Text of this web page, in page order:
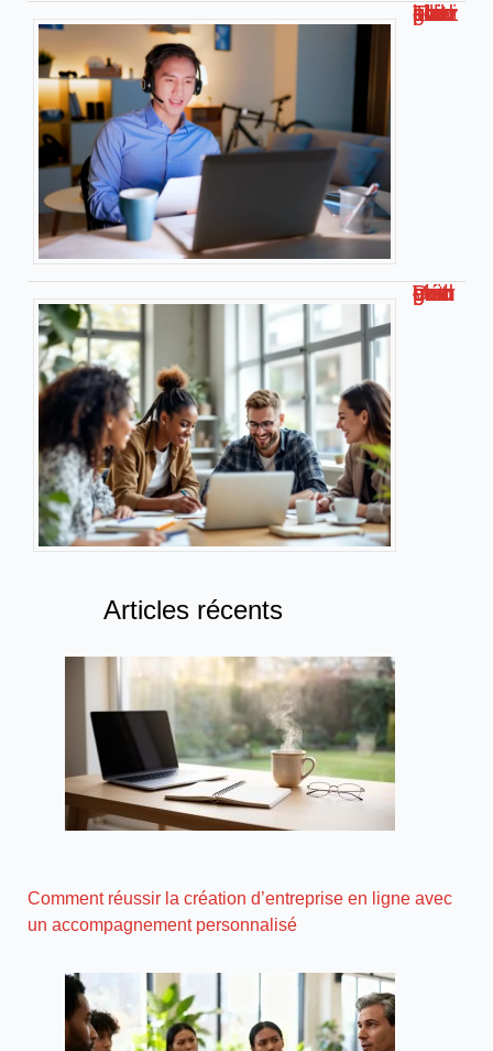
Travailler chez soi pour kiabi : le guide complet !
Découvrez malgrim com : Votre guide complet
Articles récents
Comment réussir la création d’entreprise en ligne avec
un accompagnement personnalisé